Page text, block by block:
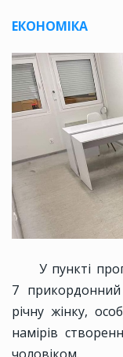
ЕКОНОМІКА
У пункті
7
річну жінку,
намірів